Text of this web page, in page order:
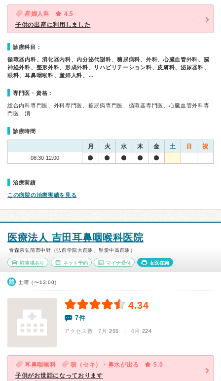
産婦人科
4.5
子供の出産に利用しました
診療科目：
循環器内科、消化器内科、内分泌代謝科、糖尿病科、外科、心臓血管外科、脳
神経外科、整形外科、形成外科、リハビリテーション科、皮膚科、泌尿器科、
眼科、耳鼻咽喉科、産婦人科、…
専門医・資格：
総合内科専門医、外科専門医、糖尿病専門医、循環器専門医、心臓血管外科専
門医、消…
診療時間
月 火 水 木 金 土 日 祝
08:30-12:00
治療実績
この病院の治療実績を見る
医療法人 吉田耳鼻咽喉科医院
青森県弘前市中野（弘前学院大前駅、聖愛中高前駅）
駐車場あり ネット予約 マイナ受付 女医在籍
土曜（〜13:00）
4.34
7件
アクセス数 7月:255 | 6月:224
耳鼻咽喉科 咳（セキ）・鼻水が出る
5.0
子供がお世話になっております